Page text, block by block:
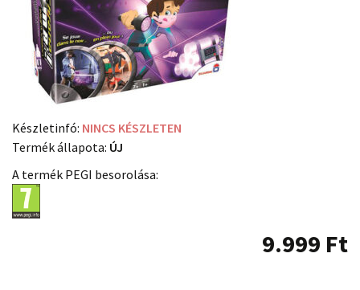
Készletinfó: NINCS KÉSZLETEN
Termék állapota: ÚJ
A termék PEGI besorolása:
9.999 Ft